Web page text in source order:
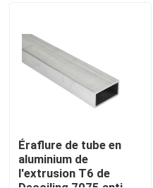
Profil en aluminium
V profil en aluminium
Éraflure de tube en
aluminium de
l'extrusion T6 de